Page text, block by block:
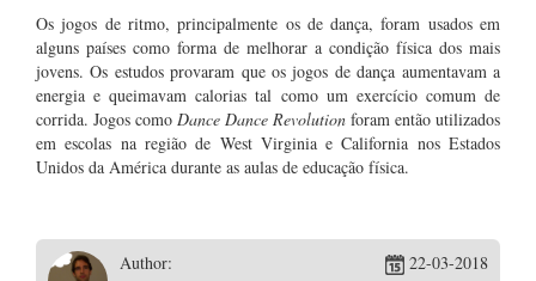
Os jogos de ritmo, principalmente os de dança, foram usados em
alguns países como forma de melhorar a condição física dos mais
jovens. Os estudos provaram que os jogos de dança aumentavam a
energia e queimavam calorias tal como um exercício comum de
corrida. Jogos como Dance Dance Revolution foram então utilizados
em escolas na região de West Virginia e California nos Estados
Unidos da América durante as aulas de educação física.
Author: 22-03-2018